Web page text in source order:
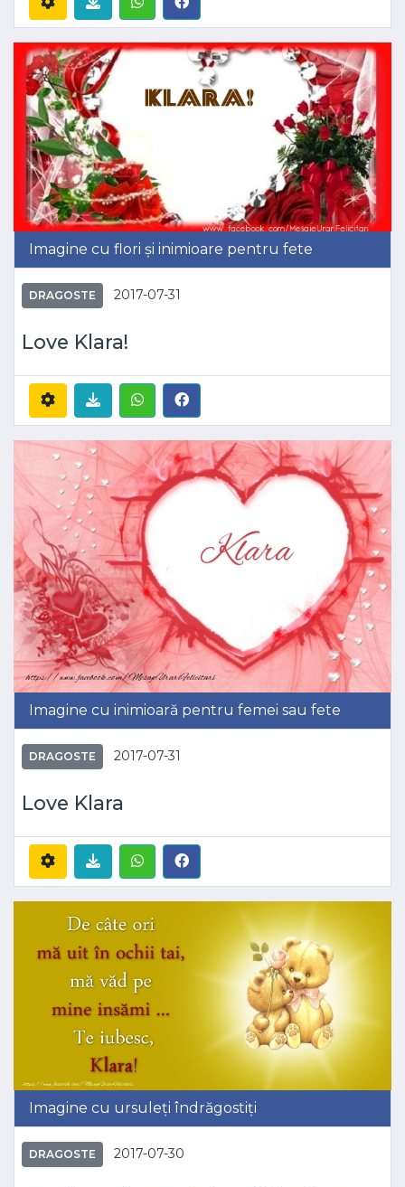
Imagine cu flori și inimioare pentru fete
DRAGOSTE 2017-07-31
Love Klara!
Imagine cu inimioară pentru femei sau fete
DRAGOSTE 2017-07-31
Love Klara
Imagine cu ursuleți îndrăgostiți
DRAGOSTE 2017-07-30